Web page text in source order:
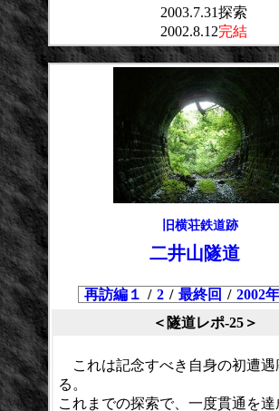
2003.7.31探索
2002.8.12完結
旧横荘鉄道跡
二井山隧道
再訪編１ / 2 / 最終回 / 2002
＜隧道レポ-25＞
これは記念すべき自身の初遭遇
る。
これまでの探索で、一度貫通を達